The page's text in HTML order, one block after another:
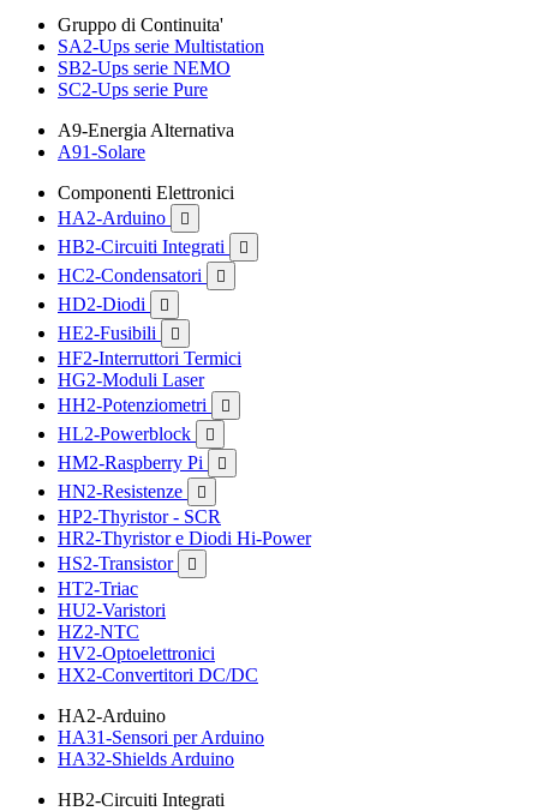
Gruppo di Continuita'
SA2-Ups serie Multistation
SB2-Ups serie NEMO
SC2-Ups serie Pure
A9-Energia Alternativa
A91-Solare
Componenti Elettronici
HA2-Arduino

HB2-Circuiti Integrati 
HC2-Condensatori 
HD2-Diodi 
HE2-Fusibili 
HF2-Interruttori Termici
HG2-Moduli Laser
HH2-Potenziometri

HL2-Powerblock 
HM2-Raspberry Pi 
HN2-Resistenze 
HP2-Thyristor - SCR
HR2-Thyristor e Diodi Hi-Power
HS2-Transistor

HT2-Triac
HU2-Varistori
HZ2-NTC
HV2-Optoelettronici
HX2-Convertitori DC/DC
HA2-Arduino
HA31-Sensori per Arduino
HA32-Shields Arduino
HB2-Circuiti Integrati